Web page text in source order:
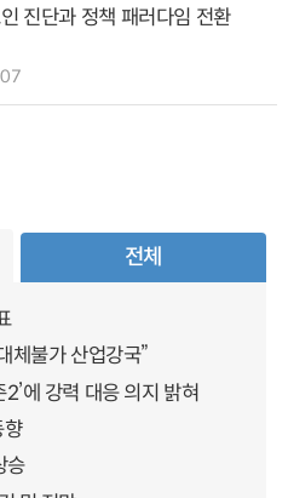
진단과 정책 패러다임 전환
전체
체불가 산업강국”
에 강력 대응 의지 밝혀
승